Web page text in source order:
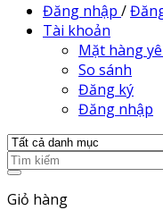
Đăng nhập /
Tài khoản
Mặt hàng
So sánh
Đăng ký
Đăng nhập
Giỏ hàng